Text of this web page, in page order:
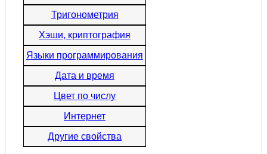
Тригонометрия
Хэши, криптография
Языки программирования
Дата и время
Цвет по числу
Интернет
Другие свойства